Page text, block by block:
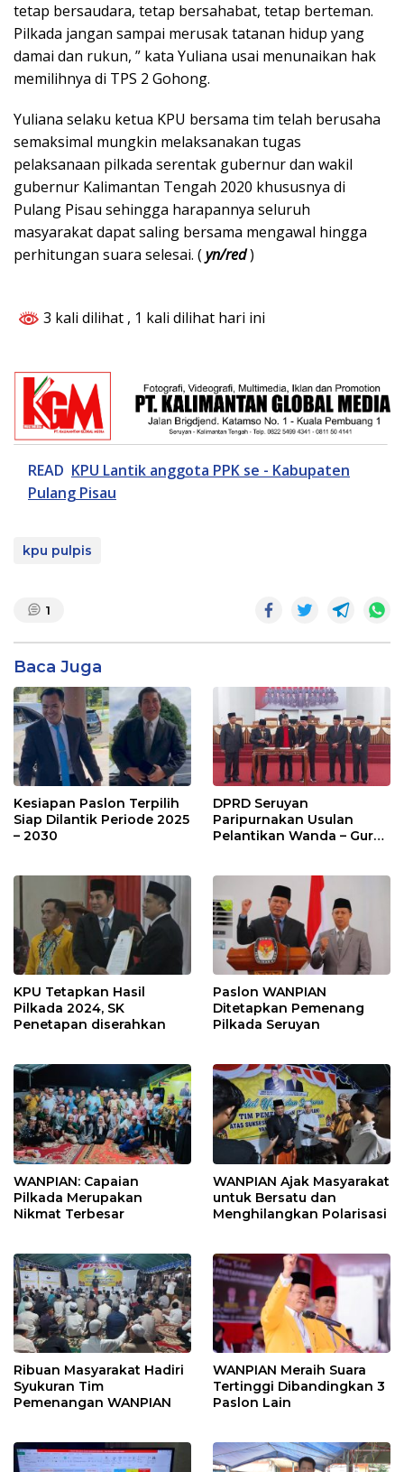
tetap bersaudara, tetap bersahabat, tetap berteman.
Pilkada jangan sampai merusak tatanan hidup yang
damai dan rukun, ” kata Yuliana usai menunaikan hak
memilihnya di TPS 2 Gohong.
Yuliana selaku ketua KPU bersama tim telah berusaha
semaksimal mungkin melaksanakan tugas
pelaksanaan pilkada serentak gubernur dan wakil
gubernur Kalimantan Tengah 2020 khususnya di
Pulang Pisau sehingga harapannya seluruh
masyarakat dapat saling bersama mengawal hingga
perhitungan suara selesai. (yn/red)
3 kali dilihat , 1 kali dilihat hari ini
READ KPU Lantik anggota PPK se - Kabupaten
Pulang Pisau
kpu pulpis
1
Baca Juga
Kesiapan Paslon Terpilih
Siap Dilantik Periode 2025
– 2030
DPRD Seruyan
Paripurnakan Usulan
Pelantikan Wanda – Guru
KPU Tetapkan Hasil
Pilkada 2024, SK
Penetapan diserahkan
Paslon WANPIAN
Ditetapkan Pemenang
Pilkada Seruyan
WANPIAN: Capaian
Pilkada Merupakan
Nikmat Terbesar
WANPIAN Ajak Masyarakat
untuk Bersatu dan
Menghilangkan Polarisasi
Ribuan Masyarakat Hadiri
Syukuran Tim
Pemenangan WANPIAN
WANPIAN Meraih Suara
Tertinggi Dibandingkan 3
Paslon Lain